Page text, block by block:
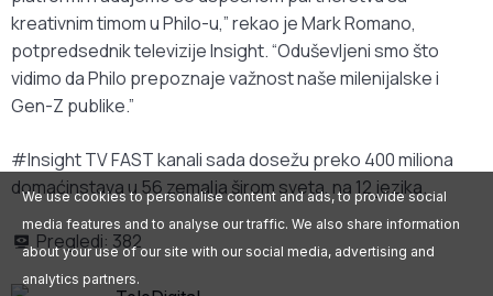
kreativnim timom u Philo-u,” rekao je Mark Romano,
potpredsednik televizije Insight. “Oduševljeni smo što
vidimo da Philo prepoznaje važnost naše milenijalske i
Gen-Z publike.”
#Insight TV FAST kanali sada dosežu preko 400 miliona
domaćinstava u 56 zemalja širom sveta, na 12 jezika.
Pregledi: 382
We use cookies to personalise content and ads, to provide social
media features and to analyse our traffic. We also share information
about your use of our site with our social media, advertising and
analytics partners.